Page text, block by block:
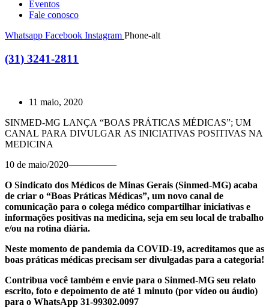
Eventos
Fale conosco
Whatsapp Facebook Instagram Phone-alt
(31) 3241-2811
11 maio, 2020
SINMED-MG LANÇA “BOAS PRÁTICAS MÉDICAS”; UM
CANAL PARA DIVULGAR AS INICIATIVAS POSITIVAS NA
MEDICINA
10 de maio/2020—————
O Sindicato dos Médicos de Minas Gerais (Sinmed-MG) acaba
de criar o “Boas Práticas Médicas”, um novo canal de
comunicação para o colega médico compartilhar iniciativas e
informações positivas na medicina, seja em seu local de trabalho
e/ou na rotina diária.
Neste momento de pandemia da COVID-19, acreditamos que as
boas práticas médicas precisam ser divulgadas para a categoria!
Contribua você também e envie para o Sinmed-MG seu relato
escrito, foto e depoimento de até 1 minuto (por vídeo ou áudio)
para o WhatsApp 31-99302.0097